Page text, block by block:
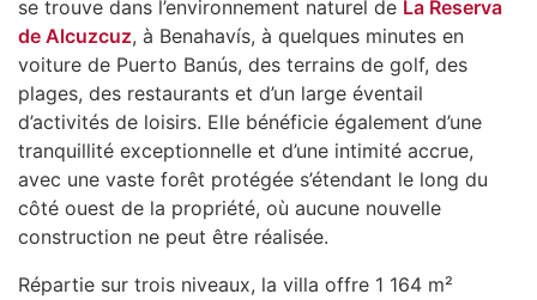
se trouve dans l’environnement naturel de La Reserva
de Alcuzcuz, à Benahavís, à quelques minutes en
voiture de Puerto Banús, des terrains de golf, des
plages, des restaurants et d’un large éventail
d’activités de loisirs. Elle bénéficie également d’une
tranquillité exceptionnelle et d’une intimité accrue,
avec une vaste forêt protégée s’étendant le long du
côté ouest de la propriété, où aucune nouvelle
construction ne peut être réalisée.
Répartie sur trois niveaux, la villa offre 1 164 m²